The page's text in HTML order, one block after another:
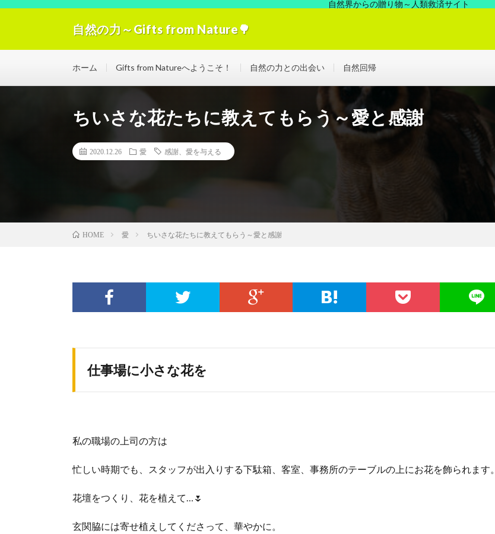
自然界からの贈り物～人類救済サイト
自然の力～Gifts from Nature🌳
ホーム Gifts from Natureへようこそ！ 自然の力との出会い 自然回帰
ちいさな花たちに教えてもらう～愛と感謝
2020.12.26 愛 感謝、愛を与える
HOME 愛 ちいさな花たちに教えてもらう～愛と感謝
仕事場に小さな花を
私の職場の上司の方は
忙しい時期でも、スタッフが出入りする下駄箱、客室、事務所のテーブルの上にお花を飾られます。
花壇をつくり、花を植えて…🌷
玄関脇には寄せ植えしてくださって、華やかに。